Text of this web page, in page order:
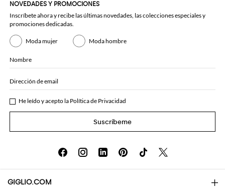
NOVEDADES Y PROMOCIONES
Inscríbete ahora y recibe las últimas novedades, las colecciones especiales y
promociones dedicadas.
Moda mujer Moda hombre
Nombre
Dirección de email
He leído y acepto la Política de Privacidad
Suscríbeme
GIGLIO.COM